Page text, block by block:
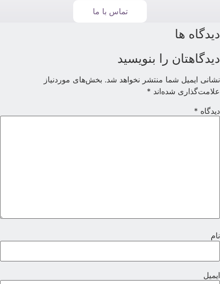
تماس با ما
دیدگاه ها
دیدگاهتان را بنویسید
نشانی ایمیل شما منتشر نخواهد شد. بخش‌های موردنیاز
علامت‌گذاری شده‌اند *
دیدگاه *
نام
ایمیل